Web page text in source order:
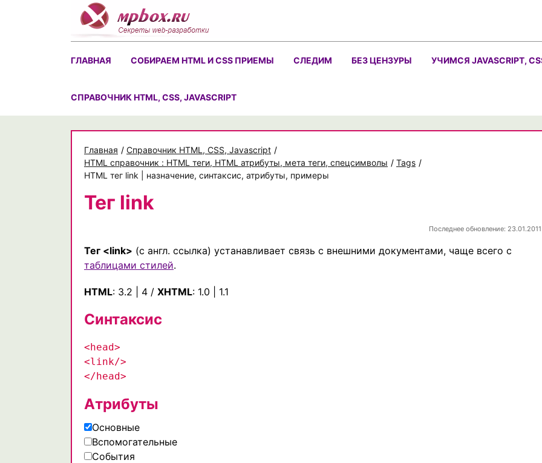
ГЛАВНАЯ СОБИРАЕМ HTML И CSS ПРИЕМЫ СЛЕДИМ БЕЗ ЦЕНЗУРЫ УЧИМСЯ JAVASCRIPT,
CПРАВОЧНИК HTML, CSS, JAVASCRIPT
Главная / Cправочник HTML, CSS, Javascript /
HTML справочник : HTML теги, HTML атрибуты, мета теги, спецсимволы / Tags /
HTML тег link | назначение, синтаксис, атрибуты, примеры
Тег link
Последнее обновление: 23.01.2011
Тег <link> (с англ. ссылка) устанавливает связь с внешними документами, чаще всего с
таблицами стилей.
HTML: 3.2 4 / XHTML: 1.0 1.1
Синтаксис
<head>
<link/>
</head>
Атрибуты
Основные
Вспомогательные
События